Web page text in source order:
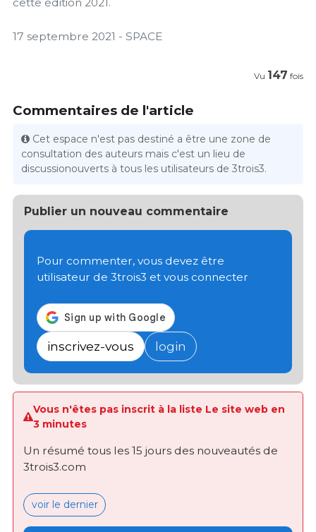
17 septembre 2021 - SPACE
Vu 147 fois
Commentaires de l'article
Cet espace n'est pas destiné a être une zone de
consultation des auteurs mais c'est un lieu de
discussionouverts à tous les utilisateurs de 3trois3.
Publier un nouveau commentaire
Pour commenter, vous devez être
utilisateur de 3trois3 et vous connecter
inscrivez-vous login
Vous n'êtes pas inscrit à la liste Le site web en
3 minutes
Un résumé tous les 15 jours des nouveautés de
3trois3.com
voir le dernier